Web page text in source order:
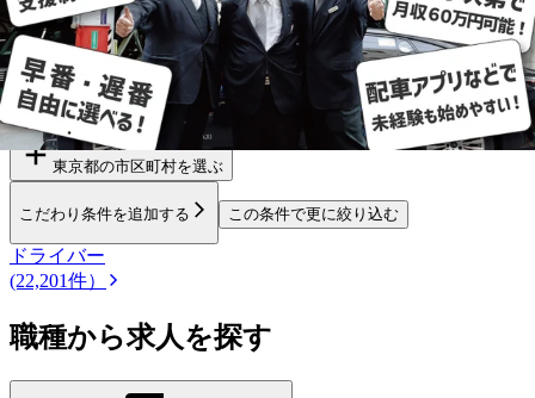
勤務エリア
都道府県を変更
東京都の市区町村を選ぶ
こだわり条件を追加する この条件で更に絞り込む
ドライバー
(22,201件）
職種から求人を探す